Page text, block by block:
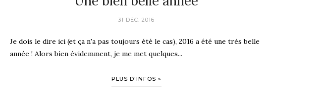
31 DÉC. 2016
Je dois le dire ici (et ça n'a pas toujours été le cas), 2016 a été une très belle
année ! Alors bien évidemment, je me met quelques...
PLUS D'INFOS »